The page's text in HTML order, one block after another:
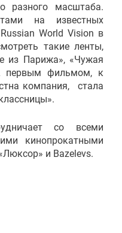
разного масштаба.
на известных
World Vision в
такие ленты,
из Парижа», «Чужая
первым фильмом, к
компания, стала
со всеми
кинопрокатными
и Bazelevs.